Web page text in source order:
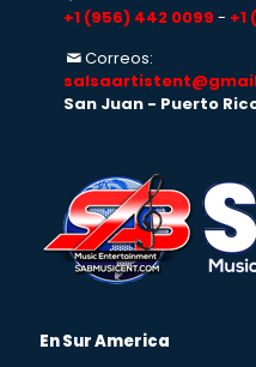
+1 (956) 442 0099 - +1
Correos:
San Juan - Puerto
En Sur America